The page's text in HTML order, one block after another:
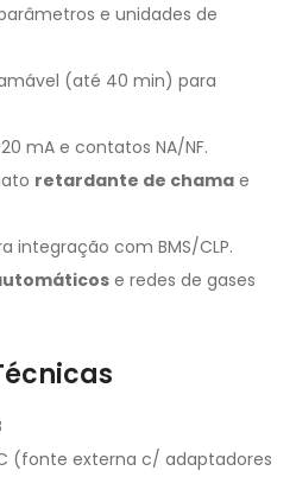
e unidades de
(até 40 min) para
mA e contatos NA/NF.
retardante de chama e
integração com BMS/CLP.
e redes de gases
(fonte externa c/ adaptadores